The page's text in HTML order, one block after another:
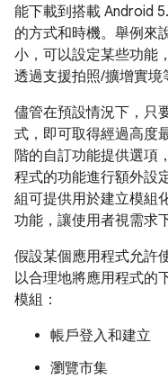
能下載到搭載 Android
的方式和時機。舉例來
小，可以設定某些功能
透過支援拍照/擴增實境
儘管在預設情況下，只
式，即可取得經過高度
階的自訂功能提供選項
程式的功能進行額外設
組可提供用於建立模組
功能，讓使用者視需求
假設某個應用程式允許
以合理地將應用程式的
模組：
帳戶登入和建立
瀏覽市集